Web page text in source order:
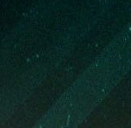
о ходе
июля